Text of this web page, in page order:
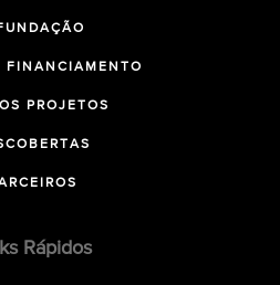
FINANCIAMENTO
PROJETOS
Rápidos